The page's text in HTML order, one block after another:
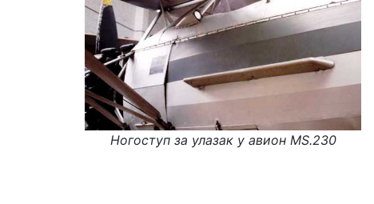
Ногоступ за улазак у авион MS.230